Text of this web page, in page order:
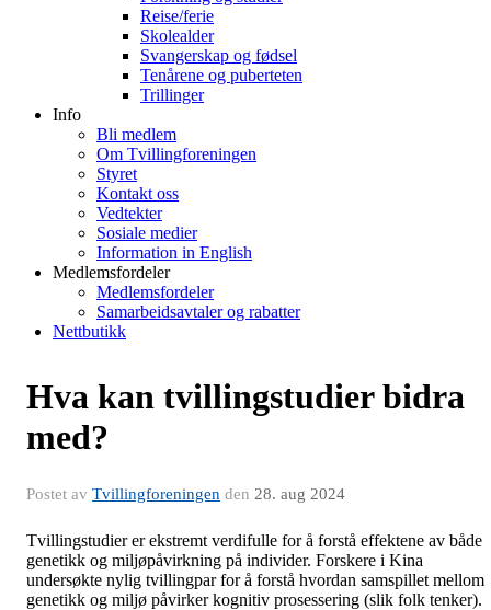
Reise/ferie
Skolealder
Svangerskap og fødsel
Tenårene og puberteten
Trillinger
Info
Bli medlem
Om Tvillingforeningen
Styret
Kontakt oss
Vedtekter
Sosiale medier
Information in English
Medlemsfordeler
Medlemsfordeler
Samarbeidsavtaler og rabatter
Nettbutikk
Hva kan tvillingstudier bidra
med?
Postet av Tvillingforeningen den 28. aug 2024
Tvillingstudier er ekstremt verdifulle for å forstå effektene av både
genetikk og miljøpåvirkning på individer. Forskere i Kina
undersøkte nylig tvillingpar for å forstå hvordan samspillet mellom
genetikk og miljø påvirker kognitiv prosessering (slik folk tenker).